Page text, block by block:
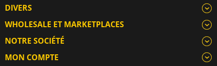
DIVERS
WHOLESALE ET MARKETPLACES
NOTRE SOCIÉTÉ
MON COMPTE